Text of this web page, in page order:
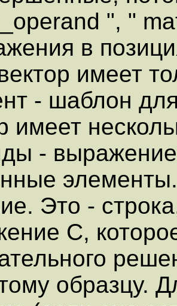
", "
в
имеет
- шаблон
имеет
-
элементы.
Это -
C,
образцу.